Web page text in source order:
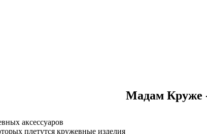
Мадам Круже
аксессуаров
плетутся кружевные изделия